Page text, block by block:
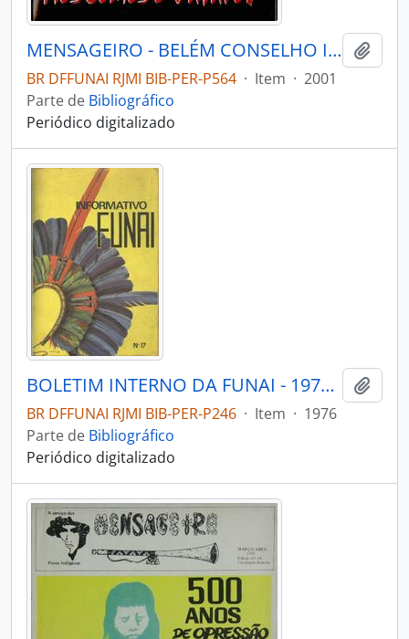
MENSAGEIRO - BELÉM CONSELHO INDIGENISTA MISSIONÁRIO - 2001 - Nº127
BR DFFUNAI RJMI BIB-PER-P564 · Item · 2001
Parte de Bibliográfico
Periódico digitalizado
BOLETIM INTERNO DA FUNAI - 1976 - Nº17
BR DFFUNAI RJMI BIB-PER-P246 · Item · 1976
Parte de Bibliográfico
Periódico digitalizado